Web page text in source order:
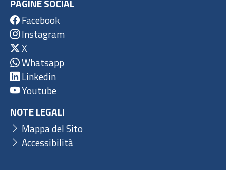
PAGINE SOCIAL
Facebook
Instagram
X
Whatsapp
Linkedin
Youtube
NOTE LEGALI
Mappa del Sito
Accessibilità